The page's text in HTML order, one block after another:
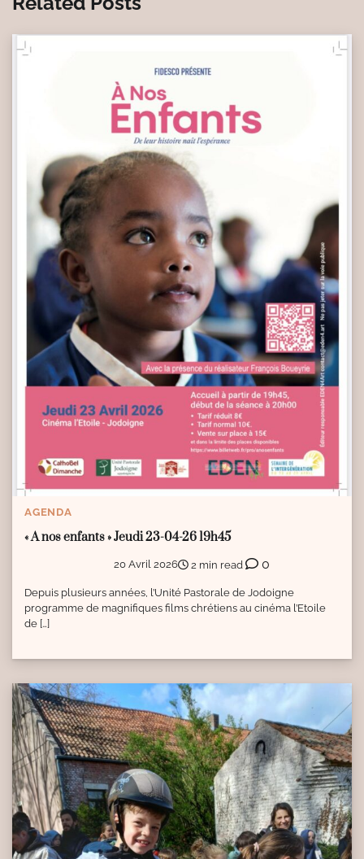
AGENDA
« A nos enfants » Jeudi 23-04-26 19h45
20 Avril 2026 2 min read 0
Depuis plusieurs années, l’Unité Pastorale de Jodoigne
programme de magnifiques films chrétiens au cinéma l’Etoile
de […]